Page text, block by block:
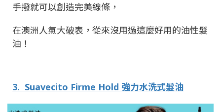
手撥就可以創造完美線條，
在澳洲人氣大破表，從來沒用過這麼好用的油性髮
油！
3. Suavecito Firme Hold 強力水洗式髮油